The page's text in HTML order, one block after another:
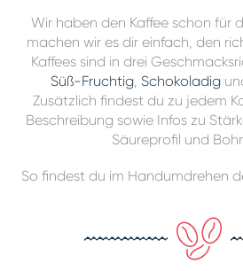
Wir haben den Kaffee schon für
machen wir es dir einfach, den
Kaffees sind in drei
Süß-Fruchtig, Schokoladig
Zusätzlich findest du zu jedem
Beschreibung sowie Infos zu
Säureprofil und
So findest du im Handumdrehen